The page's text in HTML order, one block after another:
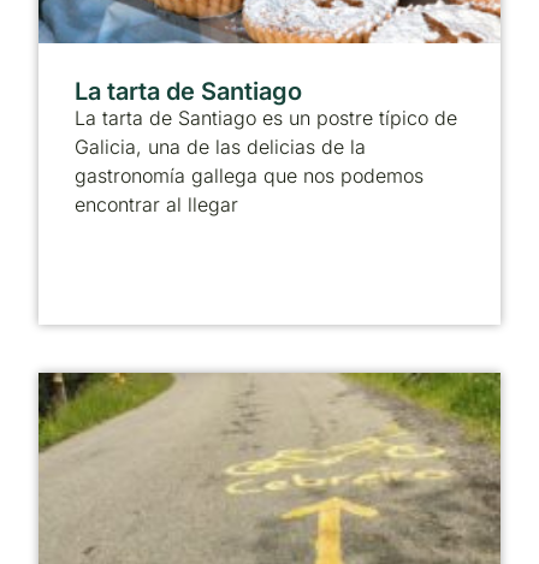
La tarta de Santiago
La tarta de Santiago es un postre típico de
Galicia, una de las delicias de la
gastronomía gallega que nos podemos
encontrar al llegar